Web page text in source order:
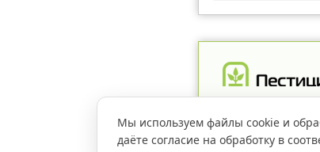
Мы используем файлы cookie и
даёте согласие на обработку в